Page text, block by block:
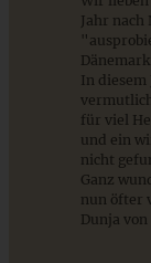
Omas
ZUM BEITRAG
9 saisonale
Jahr nach
In diesem
für viel
und ein
nicht
Ganz
nun öfter
Dunja von